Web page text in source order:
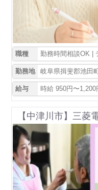
職種 勤務時間相談OK |
勤務地 岐阜県揖斐郡池田
給与 時給 950円〜1,200
【中津川市】三菱